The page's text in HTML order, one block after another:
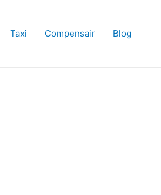
Taxi Compensair Blog